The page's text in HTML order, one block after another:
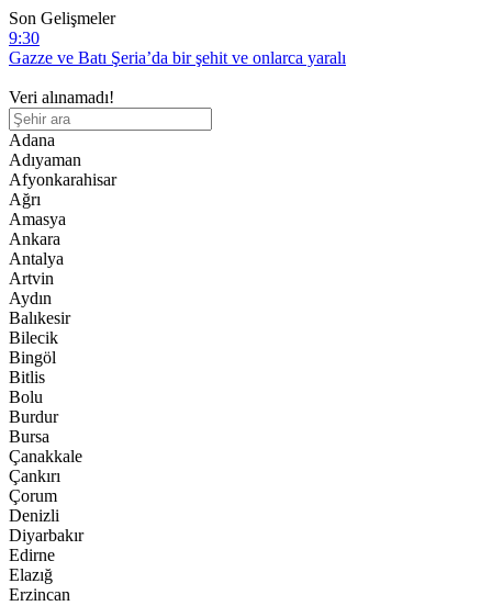
Son Gelişmeler
9:30
Gazze ve Batı Şeria’da bir şehit ve onlarca yaralı
21:56
İki zulmün arasında: İşgalci israil’in serbest bıraktığı Filistinli
mahkumları Abbas yönetimi gözaltına aldı
16:07
İngiltere Dışişleri Bakanı, Uygur soykırımı konusunda Çin’e karşı
tavır alması yönündeki çağrılarla karşı karşıya
13:49
Ahmed Yesevi – Dr. Münir Derman
12:28
Diyanet Akademisi Başkanı Enver Osman Kaan’dan açıklama:
“Uygur kardeşlerim hakkını helal etsin”
Veri alınamadı!
Adana
Adıyaman
Afyonkarahisar
Ağrı
Amasya
Ankara
Antalya
Artvin
Aydın
Balıkesir
Bilecik
Bingöl
Bitlis
Bolu
Burdur
Bursa
Çanakkale
Çankırı
Çorum
Denizli
Diyarbakır
Edirne
Elazığ
Erzincan